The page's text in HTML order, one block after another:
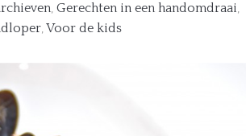
, Gerechten in een handomdraai,
,Voor de kids